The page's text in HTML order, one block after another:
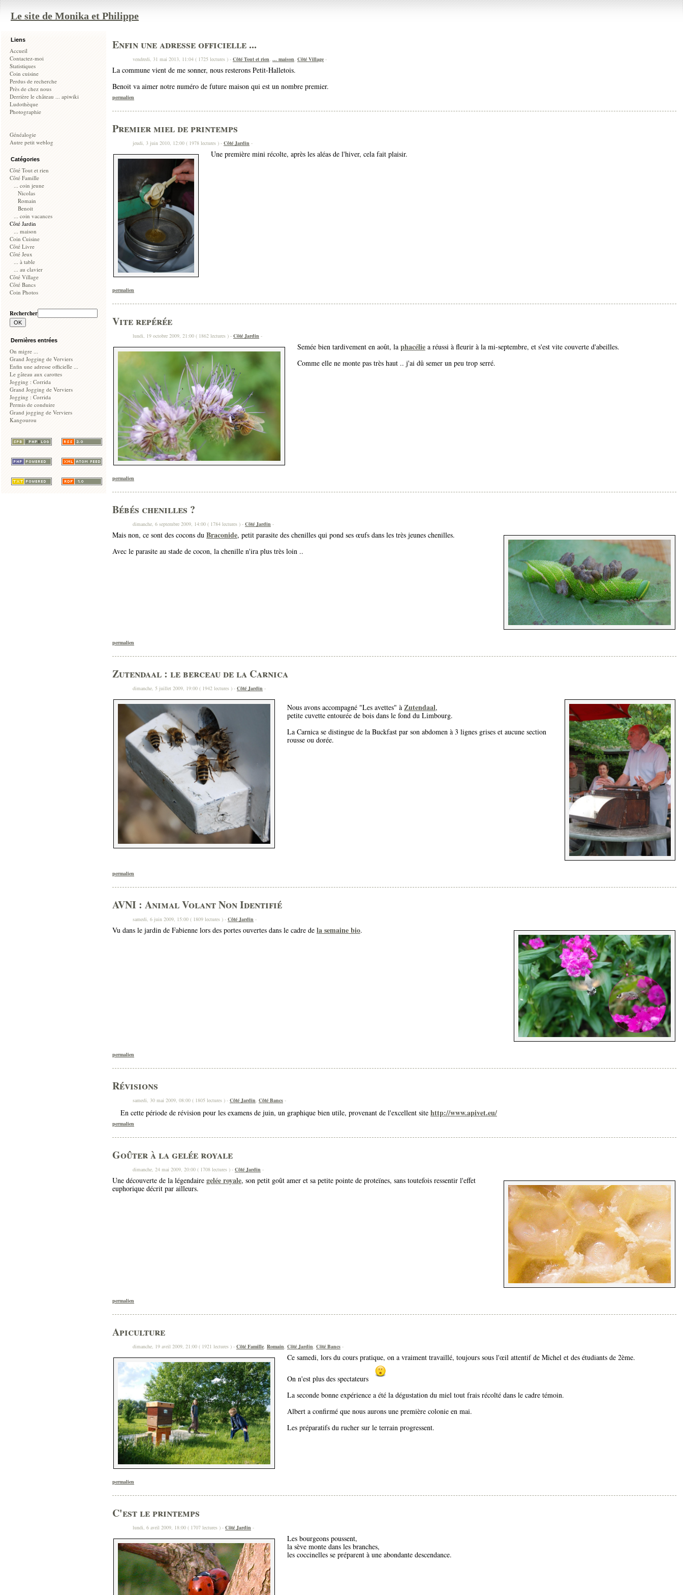
Le site de Monika et Philippe
Liens
Accueil
Contactez-moi
Statistiques
Coin cuisine
Perdus de recherche
Près de chez nous
Derrière le château ... apiwiki
Ludothèque
Photographie
Généalogie
Autre petit weblog
Catégories
Côté Tout et rien
Côté Famille
... coin jeune
Nicolas
Romain
Benoit
... coin vacances
Côté Jardin
... maison
Coin Cuisine
Côté Livre
Côté Jeux
... à table
... au clavier
Côté Village
Côté Bancs
Coin Photos
Rechercher
Dernières entrées
On migre ...
Grand Jogging de Verviers
Enfin une adresse officielle ...
Le gâteau aux carottes
Jogging : Corrida
Grand Jogging de Verviers
Jogging : Corrida
Permis de conduire
Grand jogging de Verviers
Kangourou
Enfin une adresse officielle ...
vendredi, 31 mai 2013, 11:04 ( 1725 lectures ) - Côté Tout et rien, ... maison, Côté Village -
La commune vient de me sonner, nous resterons Petit-Halletois.
Benoit va aimer notre numéro de future maison qui est un nombre premier.
permalien
Premier miel de printemps
jeudi, 3 juin 2010, 12:00 ( 1978 lectures ) - Côté Jardin -
Une première mini récolte, après les aléas de l'hiver, cela fait plaisir.
permalien
Vite repérée
lundi, 19 octobre 2009, 21:00 ( 1862 lectures ) - Côté Jardin -
Semée bien tardivement en août, la phacélie a réussi à fleurir à la mi-septembre, et s'est vite couverte d'abeilles.
Comme elle ne monte pas très haut .. j'ai dû semer un peu trop serré.
permalien
Bébés chenilles ?
dimanche, 6 septembre 2009, 14:00 ( 1784 lectures ) - Côté Jardin -
Mais non, ce sont des cocons du Braconide, petit parasite des chenilles qui pond ses œufs dans les très jeunes chenilles.
Avec le parasite au stade de cocon, la chenille n'ira plus très loin ..
permalien
Zutendaal : le berceau de la Carnica
dimanche, 5 juillet 2009, 19:00 ( 1942 lectures ) - Côté Jardin -
Nous avons accompagné "Les avettes" à Zutendaal,
petite cuvette entourée de bois dans le fond du Limbourg.
La Carnica se distingue de la Buckfast par son abdomen à 3 lignes grises et aucune section
rousse ou dorée.
permalien
AVNI : Animal Volant Non Identifié
samedi, 6 juin 2009, 15:00 ( 1809 lectures ) - Côté Jardin -
Vu dans le jardin de Fabienne lors des portes ouvertes dans le cadre de la semaine bio.
permalien
Révisions
samedi, 30 mai 2009, 08:00 ( 1805 lectures ) - Côté Jardin, Côté Bancs -
En cette période de révision pour les examens de juin, un graphique bien utile, provenant de l'excellent site http://www.apivet.eu/
permalien
Goûter à la gelée royale
dimanche, 24 mai 2009, 20:00 ( 1708 lectures ) - Côté Jardin -
Une découverte de la légendaire gelée royale, son petit goût amer et sa petite pointe de proteïnes, sans toutefois ressentir l'effet
euphorique décrit par ailleurs.
permalien
Apiculture
dimanche, 19 avril 2009, 21:00 ( 1921 lectures ) - Côté Famille, Romain, Côté Jardin, Côté Bancs -
Ce samedi, lors du cours pratique, on a vraiment travaillé, toujours sous l'œil attentif de Michel et des étudiants de 2ème.
On n'est plus des spectateurs
La seconde bonne expérience a été la dégustation du miel tout frais récolté dans le cadre témoin.
Albert a confirmé que nous aurons une première colonie en mai.
Les préparatifs du rucher sur le terrain progressent.
permalien
C'est le printemps
lundi, 6 avril 2009, 18:00 ( 1707 lectures ) - Côté Jardin -
Les bourgeons poussent,
la sève monte dans les branches,
les coccinelles se préparent à une abondante descendance.